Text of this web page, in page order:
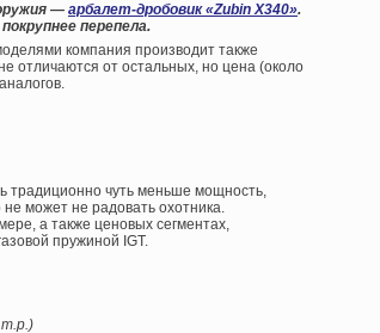
— арбалет-дробовик «Zubin X340».
перепела.
компания производит также
отличаются от остальных, но цена (около
традиционно чуть меньше мощность,
не может не радовать охотника.
а также ценовых сегментах,
пружиной IGT.
т.р.)